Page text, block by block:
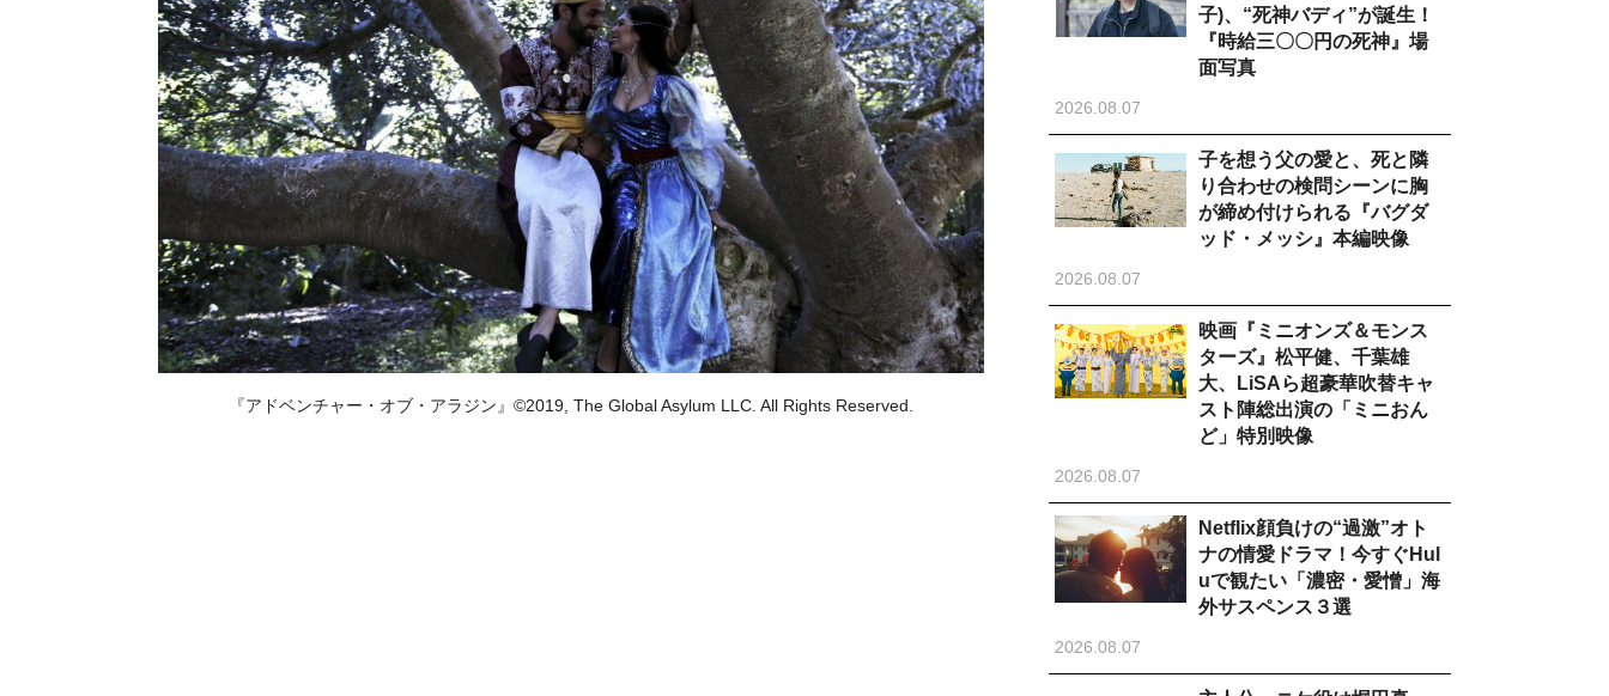
『アドベンチャー・オブ・アラジン』©2019, The Global Asylum LLC. All Rights Reserved.
子)、“死神バディ”が誕生！
『時給三〇〇円の死神』場
面写真
2026.08.07
子を想う父の愛と、死と隣
り合わせの検問シーンに胸
が締め付けられる『バグダ
ッド・メッシ』本編映像
2026.08.07
映画『ミニオンズ＆モンス
ターズ』松平健、千葉雄
大、LiSAら超豪華吹替キャ
スト陣総出演の「ミニおん
ど」特別映像
2026.08.07
Netflix顔負けの“過激”オト
ナの情愛ドラマ！今すぐHul
uで観たい「濃密・愛憎」海
外サスペンス３選
2026.08.07